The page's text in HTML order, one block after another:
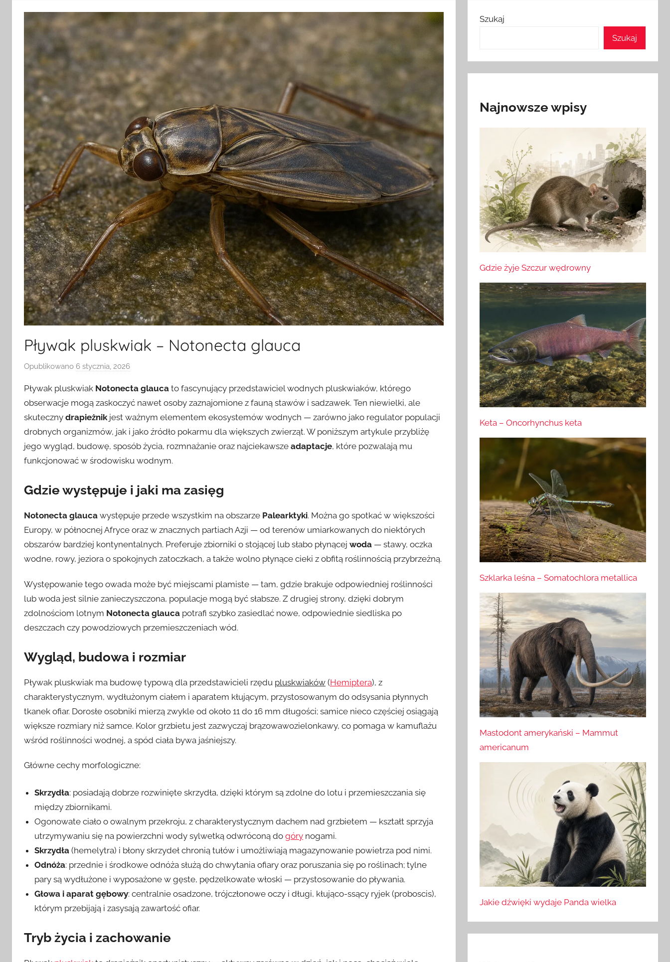
Pływak pluskwiak – Notonecta glauca
Opublikowano 6 stycznia, 2026
z
e
z
Pływak pluskwiak Notonecta glauca to fascynujący przedstawiciel wodnych pluskwiaków, którego
obserwacje mogą zaskoczyć nawet osoby zaznajomione z fauną stawów i sadzawek. Ten niewielki, ale
skuteczny drapieżnik jest ważnym elementem ekosystemów wodnych — zarówno jako regulator populacji
drobnych organizmów, jak i jako źródło pokarmu dla większych zwierząt. W poniższym artykule przybliżę
jego wygląd, budowę, sposób życia, rozmnażanie oraz najciekawsze adaptacje, które pozwalają mu
funkcjonować w środowisku wodnym.
Gdzie występuje i jaki ma zasięg
Notonecta glauca występuje przede wszystkim na obszarze Palearktyki. Można go spotkać w większości
Europy, w północnej Afryce oraz w znacznych partiach Azji — od terenów umiarkowanych do niektórych
obszarów bardziej kontynentalnych. Preferuje zbiorniki o stojącej lub słabo płynącej woda — stawy, oczka
wodne, rowy, jeziora o spokojnych zatoczkach, a także wolno płynące cieki z obfitą roślinnością przybrzeżną.
Występowanie tego owada może być miejscami plamiste — tam, gdzie brakuje odpowiedniej roślinności
lub woda jest silnie zanieczyszczona, populacje mogą być słabsze. Z drugiej strony, dzięki dobrym
zdolnościom lotnym Notonecta glauca potrafi szybko zasiedlać nowe, odpowiednie siedliska po
deszczach czy powodziowych przemieszczeniach wód.
Wygląd, budowa i rozmiar
Pływak pluskwiak ma budowę typową dla przedstawicieli rzędu pluskwiaków (Hemiptera), z
charakterystycznym, wydłużonym ciałem i aparatem kłującym, przystosowanym do odsysania płynnych
tkanek ofiar. Dorosłe osobniki mierzą zwykle od około 11 do 16 mm długości; samice nieco częściej osiągają
większe rozmiary niż samce. Kolor grzbietu jest zazwyczaj brązowawozielonkawy, co pomaga w kamuflażu
wśród roślinności wodnej, a spód ciała bywa jaśniejszy.
Główne cechy morfologiczne:
Skrzydła: posiadają dobrze rozwinięte skrzydła, dzięki którym są zdolne do lotu i przemieszczania się
między zbiornikami.
Ogonowate ciało o owalnym przekroju, z charakterystycznym dachem nad grzbietem — kształt sprzyja
utrzymywaniu się na powierzchni wody sylwetką odwróconą dogóry nogami.
Skrzydła (hemelytra) i błony skrzydeł chronią tułów i umożliwiają magazynowanie powietrza pod nimi.
Odnóża: przednie i środkowe odnóża służą do chwytania ofiary oraz poruszania się po roślinach; tylne
pary są wydłużone i wyposażone w gęste, pędzelkowate włoski — przystosowanie do pływania.
Głowa i aparat gębowy: centralnie osadzone, trójczłonowe oczy i długi, kłująco-ssący ryjek (proboscis),
którym przebijają i zasysają zawartość ofiar.
Tryb życia i zachowanie
Szukaj
Szukaj
Najnowsze wpisy
Gdzie żyje Szczur wędrowny
Keta – Oncorhynchus keta
Szklarka leśna – Somatochlora metallica
Mastodont amerykański – Mammut
americanum
Jakie dźwięki wydaje Panda wielka